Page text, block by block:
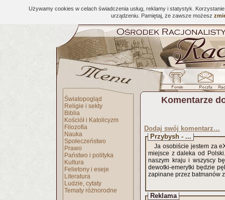
Używamy cookies w celach świadczenia usług, reklamy i statystyk.
urządzeniu. Pamiętaj, że zawsze możesz
Światopogląd
Religie i sekty
Biblia
Kościół i Katolicyzm
Filozofia
Nauka
Społeczeństwo
Prawo
Państwo i polityka
Kultura
Felietony i eseje
Literatura
Ludzie, cytaty
Tematy różnorodne
Komentarze
Dodaj swój komentarz…
Przybysh - ...
Ja osobiście jestem za
miejsce z daleka od
naszym kraju i wszyscy
dewotki-emerytki będzie
zapinane przez batmanów
Reklama